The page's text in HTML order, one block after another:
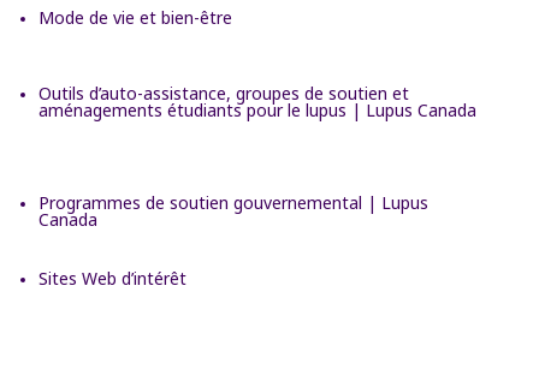
Mode de vie et bien-être
Outils d’auto-assistance, groupes de soutien et
aménagements étudiants pour le lupus | Lupus Canada
Programmes de soutien gouvernemental | Lupus
Canada
Sites Web d’intérêt